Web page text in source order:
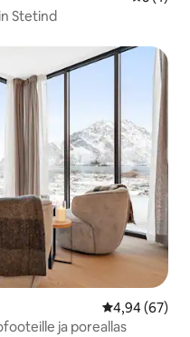
Stetind
4,94 (67)
ja poreallas